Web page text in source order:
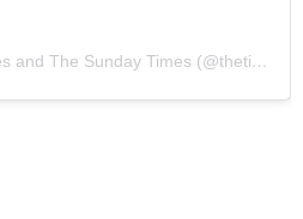
"აი, ეს არის სამშობლოს
ღალატი" - როგორ ეხმაურება
ნიკა გვარამია აგვისტოს ომთან
A post shared by The Times and The Sunday Times (@thetimes)